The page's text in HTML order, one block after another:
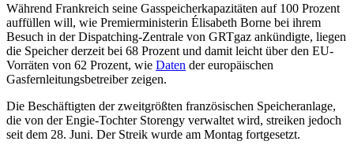
Während Frankreich seine Gasspeicherkapazitäten auf 100 Prozent
auffüllen will, wie Premierministerin Élisabeth Borne bei ihrem
Besuch in der Dispatching-Zentrale von GRTgaz ankündigte, liegen
die Speicher derzeit bei 68 Prozent und damit leicht über den EU-
Vorräten von 62 Prozent, wie Daten der europäischen
Gasfernleitungsbetreiber zeigen.
Die Beschäftigten der zweitgrößten französischen Speicheranlage,
die von der Engie-Tochter Storengy verwaltet wird, streiken jedoch
seit dem 28. Juni. Der Streik wurde am Montag fortgesetzt.